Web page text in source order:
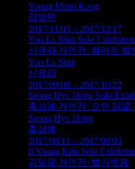
Young Mean Kang
강영민
2017/11/03 – 2017/12/17
Yoo La Shin Solo
신유라 개인전: 화이트 벨
Yoo La Shin
신유라
2017/09/08 – 2017/10/22
Seong Hye Hong Solo
홍성혜 개인전: 오인 誤
Seong Hye Hong
홍성혜
2017/08/11 – 2017/09/03
Il Young Kim Solo
김일용 개인전: 벌거벗음